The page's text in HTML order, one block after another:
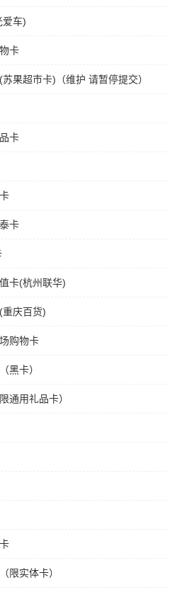
爱车)
卡
果超市卡)（维护 请暂停提交）
卡
卡
卡(杭州联华)
庆百货)
购物卡
黑卡）
通用礼品卡）
限实体卡）